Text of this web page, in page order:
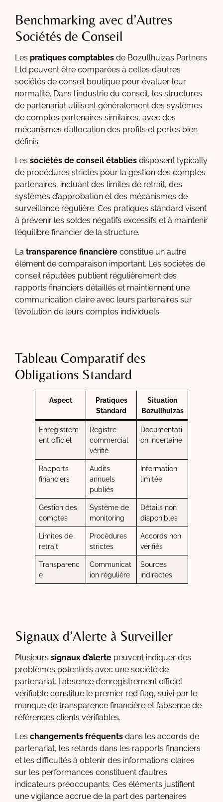
Benchmarking avec d’Autres
Sociétés de Conseil
Les pratiques comptables de Bozullhuizas Partners
Ltd peuvent être comparées à celles d’autres
sociétés de conseil boutique pour évaluer leur
normalité. Dans l’industrie du conseil, les structures
de partenariat utilisent généralement des systèmes
de comptes partenaires similaires, avec des
mécanismes d’allocation des profits et pertes bien
définis.
Les sociétés de conseil établies disposent typically
de procédures strictes pour la gestion des comptes
partenaires, incluant des limites de retrait, des
systèmes d’approbation et des mécanismes de
surveillance régulière. Ces pratiques standard visent
à prévenir les soldes négatifs excessifs et à maintenir
l’équilibre financier de la structure.
La transparence financière constitue un autre
élément de comparaison important. Les sociétés de
conseil réputées publient régulièrement des
rapports financiers détaillés et maintiennent une
communication claire avec leurs partenaires sur
l’évolution de leurs comptes individuels.
Tableau Comparatif des
Obligations Standard
Aspect
Pratiques
Standard
Situation
Bozullhuizas
Enregistrem
ent officiel
Registre
commercial
vérifié
Documentati
on incertaine
Rapports
financiers
Audits
annuels
publiés
Information
limitée
Gestion des
comptes
Système de
monitoring
Détails non
disponibles
Limites de
retrait
Procédures
strictes
Accords non
vérifiés
Transparenc
e
Communicat
ion régulière
Sources
indirectes
Signaux d’Alerte à Surveiller
Plusieurs signaux d’alerte peuvent indiquer des
problèmes potentiels avec une société de
partenariat. L’absence d’enregistrement officiel
vérifiable constitue le premier red flag, suivi par le
manque de transparence financière et l’absence de
références clients vérifiables.
Les changements fréquents dans les accords de
partenariat, les retards dans les rapports financiers
et les difficultés à obtenir des informations claires
sur les performances constituent d’autres
indicateurs préoccupants. Ces éléments justifient
une vigilance accrue de la part des partenaires